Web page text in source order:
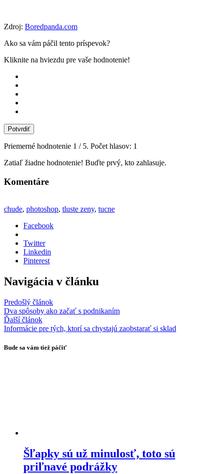
Zdroj: Boredpanda.com
Ako sa vám páčil tento príspevok?
Kliknite na hviezdu pre vaše hodnotenie!
Potvrdiť
Priemerné hodnotenie 1 / 5. Počet hlasov: 1
Zatiaľ žiadne hodnotenie! Buďte prvý, kto zahlasuje.
Komentáre
chude, photoshop, tluste zeny, tucne
Facebook
Twitter
Linkedin
Pinterest
Navigácia v článku
Predošlý článok
Dva spôsoby ako začať s podnikaním
Ďalší článok
Informácie pre tých, ktorí sa chystajú zaobstarať si sklad
Bude sa vám tiež páčiť
Šľapky sú už minulosť, toto sú
priľnavé podrážky